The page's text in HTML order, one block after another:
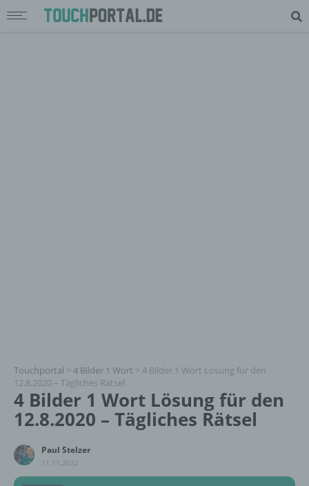
Touchportal > 4 Bilder 1 Wort > 4 Bilder 1 Wort Lösung für den
12.8.2020 – Tägliches Rätsel
4 Bilder 1 Wort Lösung für den
12.8.2020 – Tägliches Rätsel
Paul Stelzer
11.11.2022